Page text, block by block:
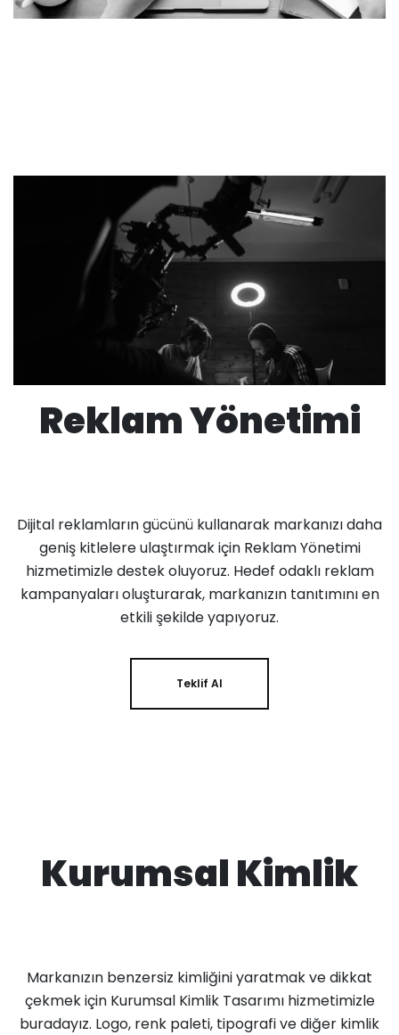
Reklam Yönetimi
Dijital reklamların gücünü kullanarak markanızı daha
geniş kitlelere ulaştırmak için Reklam Yönetimi
hizmetimizle destek oluyoruz. Hedef odaklı reklam
kampanyaları oluşturarak, markanızın tanıtımını en
etkili şekilde yapıyoruz.
Teklif Al
Kurumsal Kimlik
Markanızın benzersiz kimliğini yaratmak ve dikkat
çekmek için Kurumsal Kimlik Tasarımı hizmetimizle
buradayız. Logo, renk paleti, tipografi ve diğer kimlik